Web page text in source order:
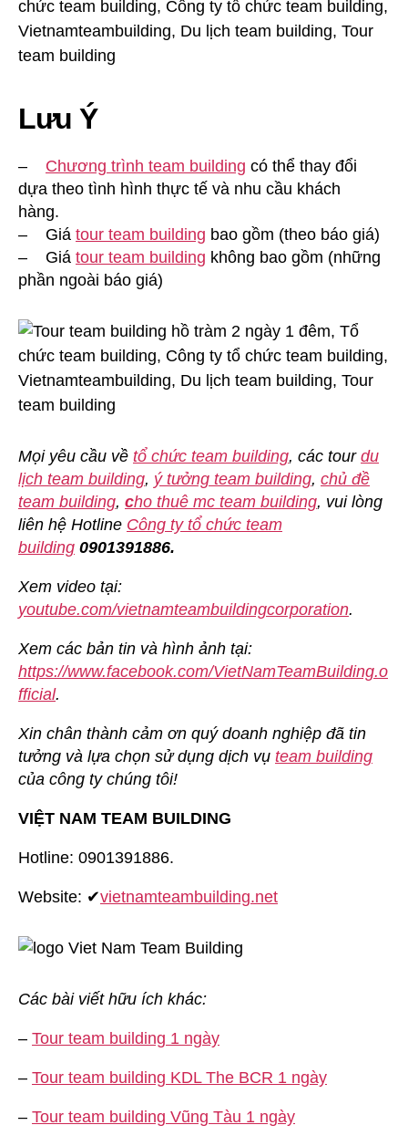
Lưu Ý
– Chương trình team building có thể thay đổi
dựa theo tình hình thực tế và nhu cầu khách
hàng.
– Giá tour team building bao gồm (theo báo giá)
– Giá tour team building không bao gồm (những
phần ngoài báo giá)
Mọi yêu cầu về tổ chức team building, các tour du
lịch team building, ý tưởng team building, chủ đề
team building, cho thuê mc team building, vui lòng
liên hệ Hotline Công ty tổ chức team
building 0901391886.
Xem video tại:
youtube.com/vietnamteambuildingcorporation.
Xem các bản tin và hình ảnh tại:
https://www.facebook.com/VietNamTeamBuilding.o
fficial.
Xin chân thành cảm ơn quý doanh nghiệp đã tin
tưởng và lựa chọn sử dụng dịch vụ team building
của công ty chúng tôi!
VIỆT NAM TEAM BUILDING
Hotline: 0901391886.
Website: ✔vietnamteambuilding.net
Các bài viết hữu ích khác:
– Tour team building 1 ngày
– Tour team building KDL The BCR 1 ngày
– Tour team building Vũng Tàu 1 ngày